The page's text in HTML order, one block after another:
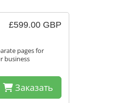
£599.00 GBP
pages for
business
Заказать